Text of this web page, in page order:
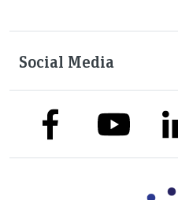
Social Media
link to facebooklink to